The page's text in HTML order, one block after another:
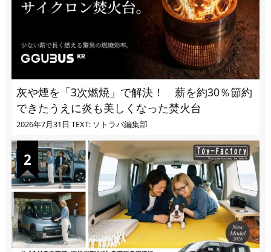
灰や煙を「3次燃焼」で解決！ 薪を約30％節約
できたうえに炎も美しくなった焚火台
2026年7月31日 TEXT: ソトラバ編集部